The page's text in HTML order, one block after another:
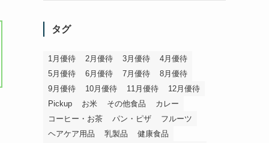
タグ
1月優待 2月優待 3月優待
4月優待
5月優待
6月優待 7月優待
8月優待
9月優待
10月優待 11月優待
12月優待
Pickup
お米 その他食品
カレー
コーヒー・お茶
パン・ピザ
フルーツ
ヘアケア用品
乳製品
健康食品